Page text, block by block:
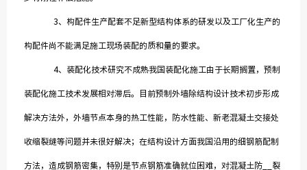
3、构配件生产配套不足新型结构体系的研发以及工厂化生产的
构配件尚不能满足施工现场装配的质和量的要求。
4、装配化技术研究不成熟我国装配化施工由于长期搁置，预制
装配化施工技术发展相对滞后。目前预制外墙除结构设计技术初步形成
解决方法外，外墙节点本身的热工性能，防水性能、新老混凝土交接处
收缩裂缝等问题并未很好解决；在结构设计方面我国沿用的细钢筋配制
方法，造成钢筋密集，特别是节点钢筋准确就位困难，对混凝土防__裂